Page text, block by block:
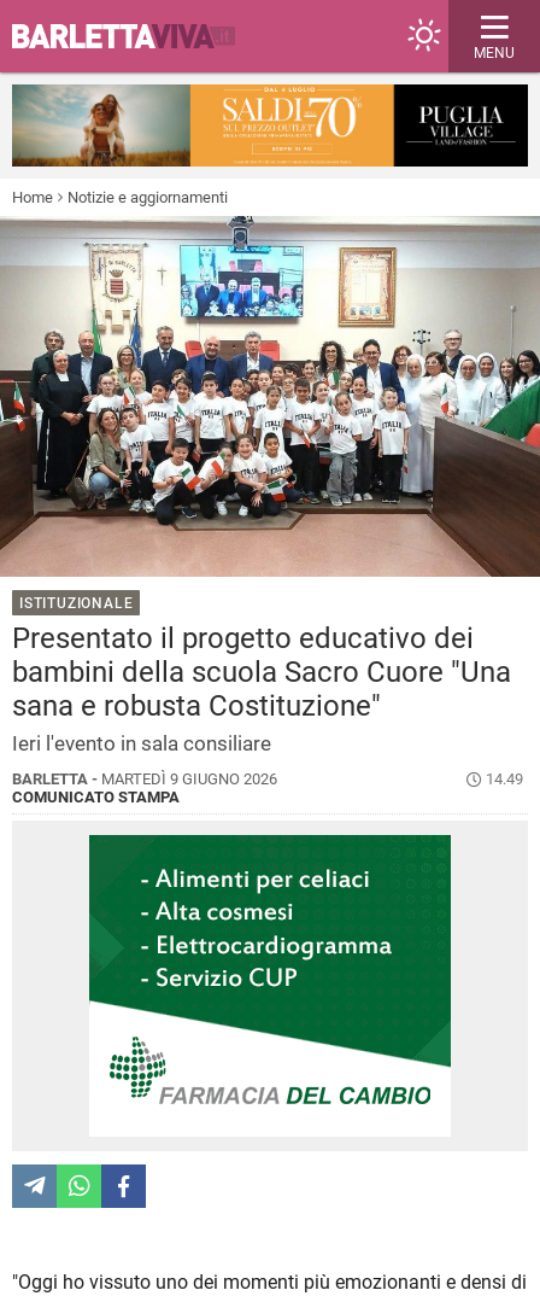
MENU
Home Notizie e aggiornamenti
ISTITUZIONALE
Presentato il progetto educativo dei
bambini della scuola Sacro Cuore "Una
sana e robusta Costituzione"
Ieri l'evento in sala consiliare
BARLETTA - MARTEDÌ 9 GIUGNO 2026
14.49
COMUNICATO STAMPA
"Oggi ho vissuto uno dei momenti più emozionanti e densi di